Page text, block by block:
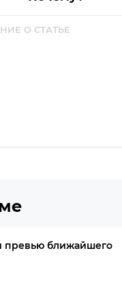
превью ближайшего